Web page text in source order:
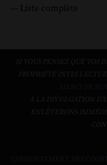
--- Liste complète